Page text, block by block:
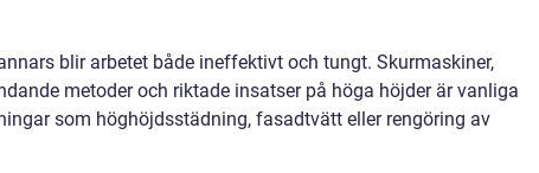
blir arbetet både ineffektivt och tungt. Skurmaskiner,
metoder och riktade insatser på höga höjder är vanliga
som höghöjdsstädning, fasadtvätt eller rengöring av